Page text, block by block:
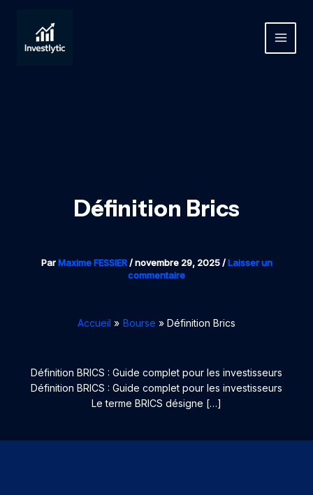
contenu
MAIN
Définition Brics
ParMaxime FESSIER/novembre 29, 2025/Laisser un
commentaire
Accueil Bourse Définition Brics
Définition BRICS : Guide complet pour les investisseurs
Définition BRICS : Guide complet pour les investisseurs
Le terme BRICS désigne […]